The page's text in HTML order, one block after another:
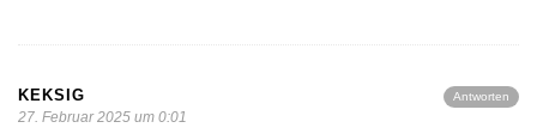
Antworten
KEKSIG
27. Februar 2025 um 0:01